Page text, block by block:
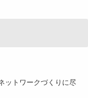
ットワークづくりに尽